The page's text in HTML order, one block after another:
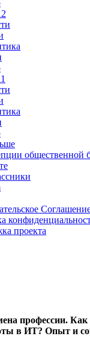
общественной
проекта
профессии. Как
в ИТ? Опыт и